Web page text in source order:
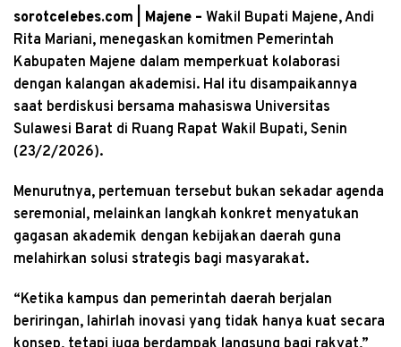
sorotcelebes.com | Majene – Wakil Bupati Majene, Andi
Rita Mariani, menegaskan komitmen Pemerintah
Kabupaten Majene dalam memperkuat kolaborasi
dengan kalangan akademisi. Hal itu disampaikannya
saat berdiskusi bersama mahasiswa Universitas
Sulawesi Barat di Ruang Rapat Wakil Bupati, Senin
(23/2/2026).
Menurutnya, pertemuan tersebut bukan sekadar agenda
seremonial, melainkan langkah konkret menyatukan
gagasan akademik dengan kebijakan daerah guna
melahirkan solusi strategis bagi masyarakat.
“Ketika kampus dan pemerintah daerah berjalan
beriringan, lahirlah inovasi yang tidak hanya kuat secara